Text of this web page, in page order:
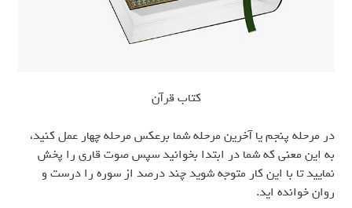
کتاب قرآن
در مرحله پنجم یا آخرین مرحله شما برعکس مرحله چهار عمل کنید،
به این معنی که شما در ابتدا بخوانید سپس صوت قاری را پخش
نمایید تا با این کار متوجه شوید چند درصد از سوره را درست و
روان خوانده اید.